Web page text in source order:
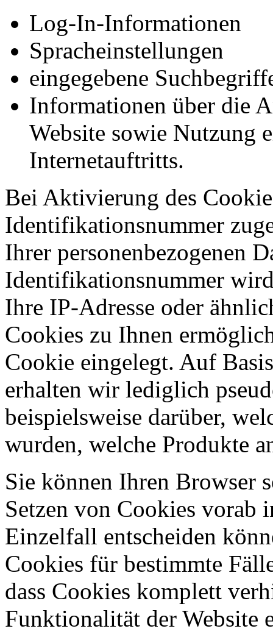
Log-In-Informationen
Spracheinstellungen
eingegebene
Informationen über die
Website sowie Nutzung
Internetauftritts.
Bei Aktivierung des
Identifikationsnummer
Ihrer personenbezogenen
Identifikationsnummer
Ihre IP-Adresse oder
Cookies zu Ihnen
Cookie eingelegt. Auf
erhalten wir lediglich
beispielsweise darüber,
wurden, welche Produkte
Sie können Ihren Browser
Setzen von Cookies vorab
Einzelfall entscheiden
Cookies für bestimmte
dass Cookies komplett
Funktionalität der Website